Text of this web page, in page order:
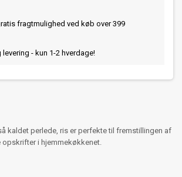
fragtmulighed ved køb over 399
levering - kun 1-2 hverdage!
kaldet perlede, ris er perfekte til fremstillingen af
i hjemmekøkkenet.